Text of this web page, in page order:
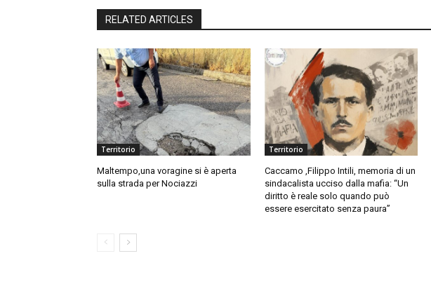
RELATED ARTICLES
Territorio
Maltempo,una voragine si è aperta
sulla strada per Nociazzi
Territorio
Caccamo ,Filippo Intili, memoria di un
sindacalista ucciso dalla mafia: “Un
diritto è reale solo quando può
essere esercitato senza paura”